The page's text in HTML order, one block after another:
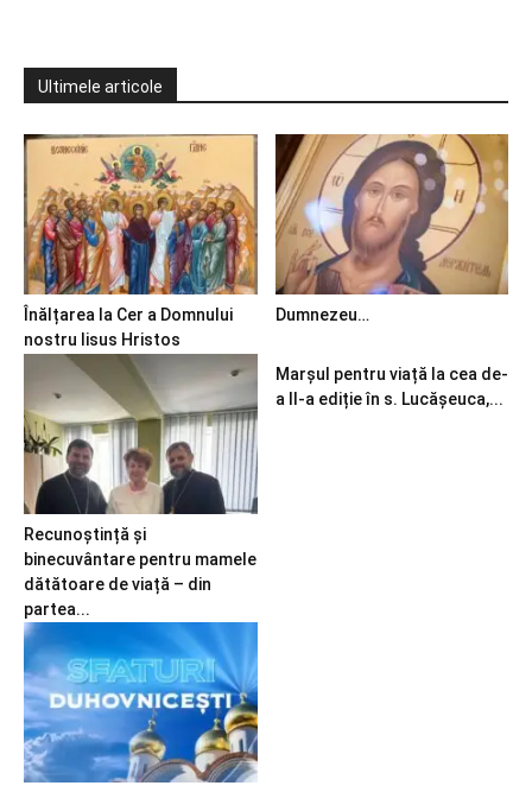
Ultimele articole
Înălțarea la Cer a Domnului
nostru Iisus Hristos
Dumnezeu…
Recunoștință și
binecuvântare pentru mamele
dătătoare de viață – din
partea...
Marșul pentru viață la cea de-
a II-a ediție în s. Lucășeuca,...